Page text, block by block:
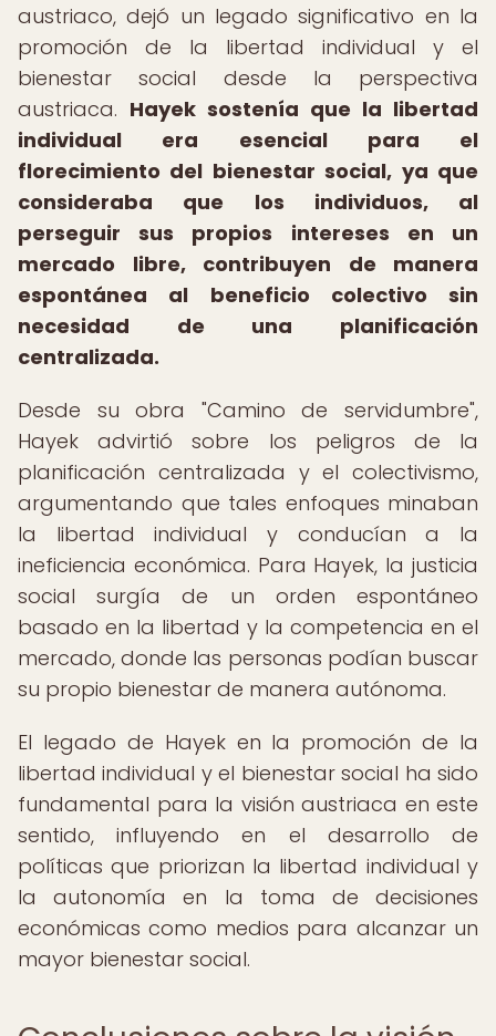
austriaco, dejó un legado significativo en la
promoción de la libertad individual y el
bienestar social desde la perspectiva
austriaca. Hayek sostenía que la libertad
individual era esencial para el
florecimiento del bienestar social, ya que
consideraba que los individuos, al
perseguir sus propios intereses en un
mercado libre, contribuyen de manera
espontánea al beneficio colectivo sin
necesidad de una planificación
centralizada.
Desde su obra "Camino de servidumbre",
Hayek advirtió sobre los peligros de la
planificación centralizada y el colectivismo,
argumentando que tales enfoques minaban
la libertad individual y conducían a la
ineficiencia económica. Para Hayek, la justicia
social surgía de un orden espontáneo
basado en la libertad y la competencia en el
mercado, donde las personas podían buscar
su propio bienestar de manera autónoma.
El legado de Hayek en la promoción de la
libertad individual y el bienestar social ha sido
fundamental para la visión austriaca en este
sentido, influyendo en el desarrollo de
políticas que priorizan la libertad individual y
la autonomía en la toma de decisiones
económicas como medios para alcanzar un
mayor bienestar social.